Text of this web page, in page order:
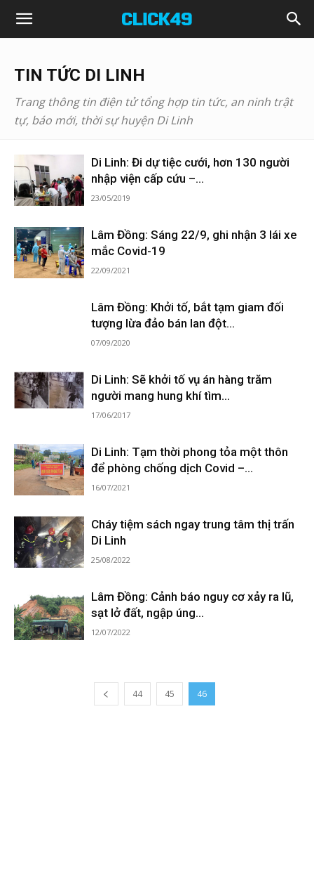
Click49
TIN TỨC DI LINH
Trang thông tin điện tử tổng hợp tin tức, an ninh trật
tự, báo mới, thời sự huyện Di Linh
Di Linh: Đi dự tiệc cưới, hơn 130 người
nhập viện cấp cứu –...
23/05/2019
Lâm Đồng: Sáng 22/9, ghi nhận 3 lái xe
mắc Covid-19
22/09/2021
Lâm Đồng: Khởi tố, bắt tạm giam đối
tượng lừa đảo bán lan đột...
07/09/2020
Di Linh: Sẽ khởi tố vụ án hàng trăm
người mang hung khí tìm...
17/06/2017
Di Linh: Tạm thời phong tỏa một thôn
để phòng chống dịch Covid –...
16/07/2021
Cháy tiệm sách ngay trung tâm thị trấn
Di Linh
25/08/2022
Lâm Đồng: Cảnh báo nguy cơ xảy ra lũ,
sạt lở đất, ngập úng...
12/07/2022
44 45 46